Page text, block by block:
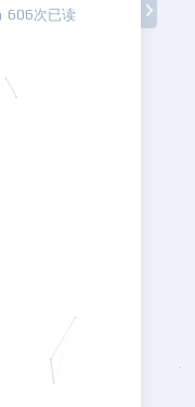
606次已读